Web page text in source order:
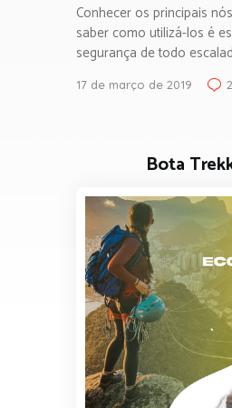
Conhecer os principais
saber como utilizá-los é
segurança de todo
17 de março de 2019 2
Bota